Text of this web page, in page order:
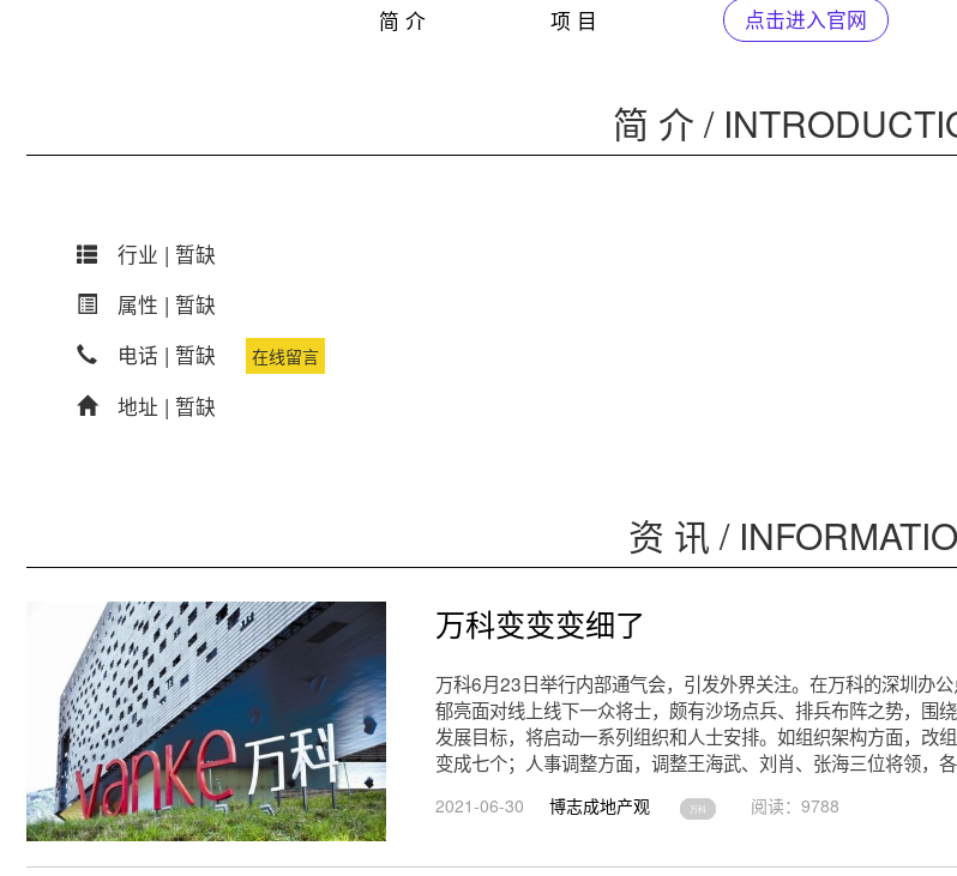
简 介 项 目 点击进入官网
简 介 /
行业 | 暂缺
属性 | 暂缺
电话 | 暂缺 在线留言
地址 | 暂缺
资 讯 /
万科变变变细了
万科6月23日举行内部通气会，引发外界关注。在万科的深圳办
郁亮面对线上线下一众将士，颇有沙场点兵、排兵布阵之势，围
发展目标，将启动一系列组织和人士安排。如组织架构方面，改
变成七个；人事调整方面，调整王海武、刘肖、张海三位将领，各
2021-06-30 博志成地产观 万科 阅读：9788